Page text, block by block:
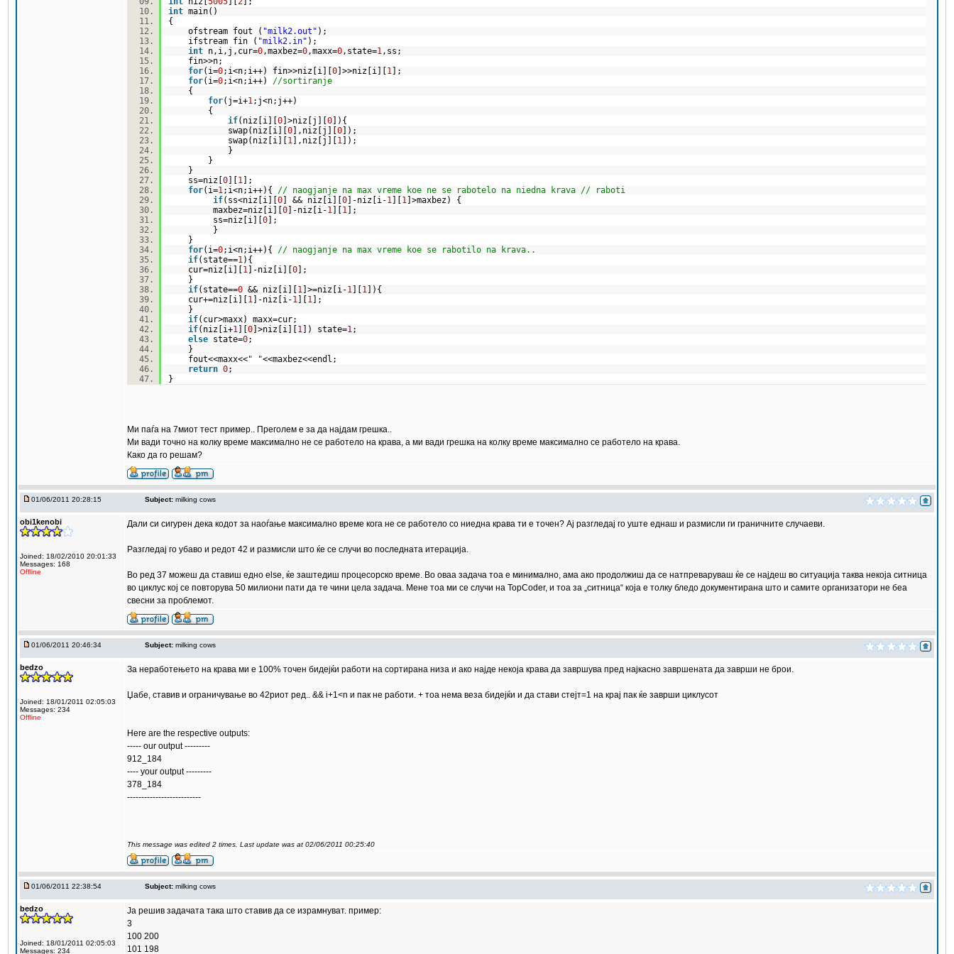
int main()
{
ofstream fout ( "milk2.out" );
ifstream fin ( "milk2.in" );
int n,i,j,cur=0,maxbez=0,maxx=0,state=1,ss;
fin>>n;
for(i=0;i<n;i++) fin>>niz[i][ 0 ]>>niz[i][ 1 ];
for(i=0;i<n;i++) //sortiranje
{
for(j=i+1;j<n;j++)
{
if(niz[i][ 0 ]>niz[j][ 0 ]){
swap(niz[i][ 0 ],niz[j][ 0 ]);
swap(niz[i][ 1 ],niz[j][ 1 ]);
}
}
}
ss=niz[ 0 1 ];
for(i=1;i<n;i++){ // naogjanje na max vreme koe ne se rabotelo na niedna krava // raboti
if(ss<niz[i][ 0 ] && niz[i][ 0 ]-niz[i-1 1 ]>maxbez) {
maxbez=niz[i][ 0 ]-niz[i-1 1 ];
ss=niz[i][ 0 ];
}
}
for(i=0;i<n;i++){ // naogjanje na max vreme koe se rabotilo na krava..
if(state==1){
cur=niz[i][ 1 ]-niz[i][ 0 ];
}
if(state==0 && niz[i][ 1 ]>=niz[i-1 1 ]){
cur+=niz[i][ 1 ]-niz[i-1 1 ];
}
if(cur>maxx) maxx=cur;
if(niz[i+1 0 ]>niz[i][ 1 ]) state=1;
else state=0;
}
fout<<maxx<<" "<<maxbez<<endl;
return 0;
}
Ми паѓа на 7миот тест пример.. Преголем е за да најдам грешка..
Ми вади точно на колку време максимално не се работело на крава, а ми вади грешка на колку време максимално се работело на крава.
Како да го решам?
01/06/2011 20:28:15 Subject: milking cows
obi1kenobi
Joined: 18/02/2010 20:01:33
Messages: 168
Offline
Дали си сигурен дека кодот за наоѓање максимално време кога не се работело со ниедна крава ти е точен? Ај разгледај го уште еднаш и размисли ги граничните случаеви.
Разгледај го убаво и редот 42 и размисли што ќе се случи во последната итерација.
Во ред 37 можеш да ставиш едно else, ќе заштедиш процесорско време. Во оваа задача тоа е минимално, ама ако продолжиш да се натпреваруваш ќе се најдеш во ситуација таква некоја ситница
во циклус кој се повторува 50 милиони пати да те чини цела задача. Мене тоа ми се случи на TopCoder, и тоа за „ситница“ која е толку бледо документирана што и самите организатори не беа
свесни за проблемот.
01/06/2011 20:46:34 Subject: milking cows
bedzo
Joined: 18/01/2011 02:05:03
Messages: 234
Offline
За неработењето на крава ми е 100% точен бидејќи работи на сортирана низа и ако најде некоја крава да завршува пред најкасно завршената да заврши не брои.
Џабе, ставив и ограничување во 42риот ред.. && i+1<n и пак не работи. + тоа нема веза бидејќи и да стави стејт=1 на крај пак ќе заврши циклусот
Here are the respective outputs:
----- our output ---------
912_184
---- your output ---------
378_184
--------------------------
This message was edited 2 times. Last update was at 02/06/2011 00:25:40
01/06/2011 22:38:54 Subject: milking cows
bedzo
Joined: 18/01/2011 02:05:03
Messages: 234
Ја решив задачата така што ставив да се израмнуват. пример:
3
100 200
101 198